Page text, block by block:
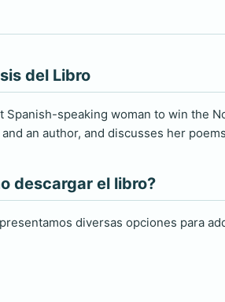
del Libro
Spanish-speaking woman to win the
an author, and discusses her
descargar el libro?
diversas opciones para